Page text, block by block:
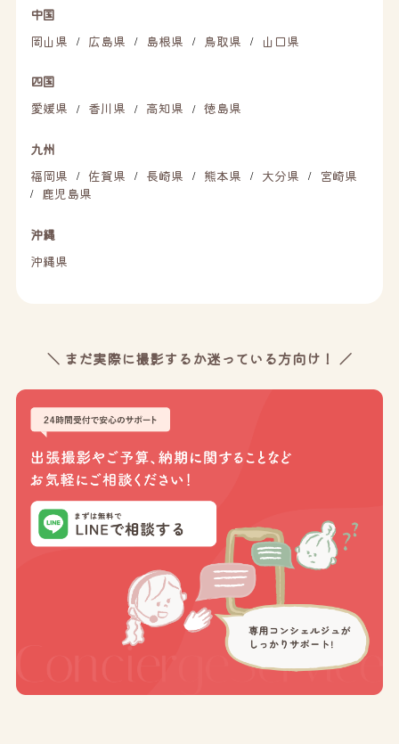
中国
岡山県
/ 広島県 / 島根県 / 鳥取県 / 山口県
四国
愛媛県
/ 香川県 / 高知県 / 徳島県
九州
福岡県
/ 佐賀県 / 長崎県 / 熊本県 / 大分県 / 宮崎県
/ 鹿児島県
沖縄
沖縄県
＼ まだ実際に撮影するか迷っている方向け！ ／